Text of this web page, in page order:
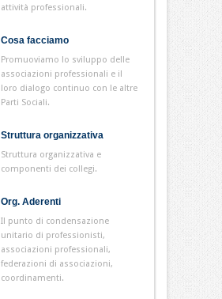
attività professionali.
Cosa facciamo
Promuoviamo lo sviluppo delle
associazioni professionali e il
loro dialogo continuo con le altre
Parti Sociali.
Struttura organizzativa
Struttura organizzativa e
componenti dei collegi.
Org. Aderenti
Il punto di condensazione
unitario di professionisti,
associazioni professionali,
federazioni di associazioni,
coordinamenti.